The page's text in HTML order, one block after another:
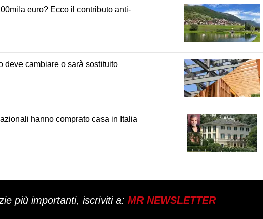
euro? Ecco il contributo anti-
deve cambiare o sarà sostituito
hanno comprato casa in Italia
più importanti, iscriviti a: MR NEWSLETTER